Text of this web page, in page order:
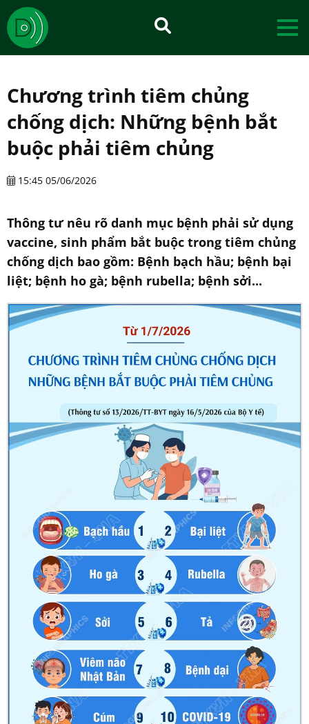
Chương trình tiêm chủng
chống dịch: Những bệnh bắt
buộc phải tiêm chủng
15:45 05/06/2026
Thông tư nêu rõ danh mục bệnh phải sử dụng
vaccine, sinh phẩm bắt buộc trong tiêm chủng
chống dịch bao gồm: Bệnh bạch hầu; bệnh bại
liệt; bệnh ho gà; bệnh rubella; bệnh sởi...